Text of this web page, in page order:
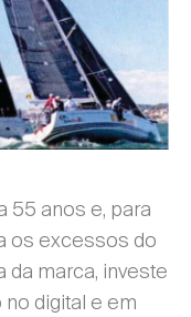
55 anos e, para
os excessos do
da marca, investe
digital e em